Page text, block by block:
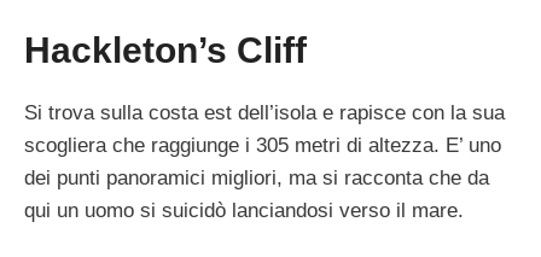
Hackleton’s Cliff
Si trova sulla costa est dell’isola e rapisce con la sua
scogliera che raggiunge i 305 metri di altezza. E’ uno
dei punti panoramici migliori, ma si racconta che da
qui un uomo si suicidò lanciandosi verso il mare.